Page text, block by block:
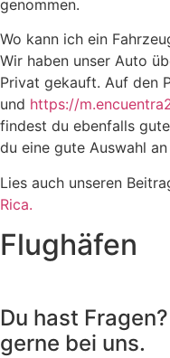
genommen.
Wo kann ich ein
Wir haben unser Auto
Privat gekauft. Auf den
und https://
findest du ebenfalls
du eine gute Auswahl
Lies auch unseren
Rica.
Flughäfen
Du hast
gerne bei uns.